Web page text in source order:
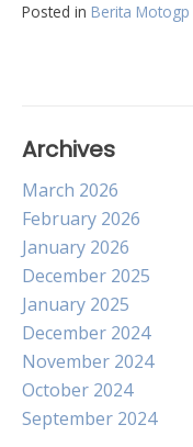
Posted in Berita Motogp
Archives
March 2026
February 2026
January 2026
December 2025
January 2025
December 2024
November 2024
October 2024
September 2024